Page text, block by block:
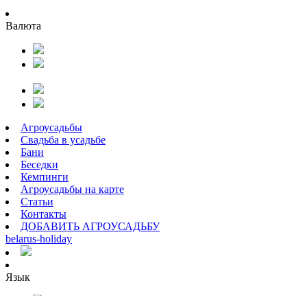
Валюта
Агроусадьбы
Свадьба в усадьбе
Бани
Беседки
Кемпинги
Агроусадьбы на карте
Статьи
Контакты
ДОБАВИТЬ АГРОУСАДЬБУ
belarus-holiday
Язык